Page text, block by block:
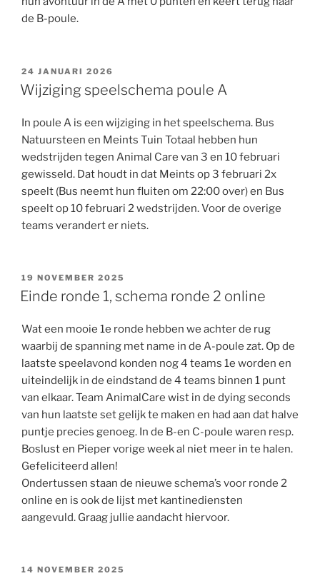
de B-poule.
GEPLAATST
OP
24 JANUARI 2026
Wijziging speelschema poule A
In poule A is een wijziging in het speelschema. Bus
Natuursteen en Meints Tuin Totaal hebben hun
wedstrijden tegen Animal Care van 3 en 10 februari
gewisseld. Dat houdt in dat Meints op 3 februari 2x
speelt (Bus neemt hun fluiten om 22:00 over) en Bus
speelt op 10 februari 2 wedstrijden. Voor de overige
teams verandert er niets.
GEPLAATST
OP
19 NOVEMBER 2025
Einde ronde 1, schema ronde 2 online
Wat een mooie 1e ronde hebben we achter de rug
waarbij de spanning met name in de A-poule zat. Op de
laatste speelavond konden nog 4 teams 1e worden en
uiteindelijk in de eindstand de 4 teams binnen 1 punt
van elkaar. Team AnimalCare wist in de dying seconds
van hun laatste set gelijk te maken en had aan dat halve
puntje precies genoeg. In de B-en C-poule waren resp.
Boslust en Pieper vorige week al niet meer in te halen.
Gefeliciteerd allen!
Ondertussen staan de nieuwe schema’s voor ronde 2
online en is ook de lijst met kantinediensten
aangevuld. Graag jullie aandacht hiervoor.
GEPLAATST
14 NOVEMBER 2025